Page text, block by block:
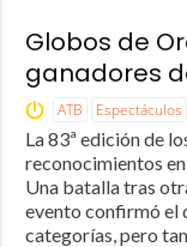
Globos de
ganadores
ATB Espectáculos
La 83ª edición de
reconocimientos
Una batalla tras
evento confirmó el
categorías, pero